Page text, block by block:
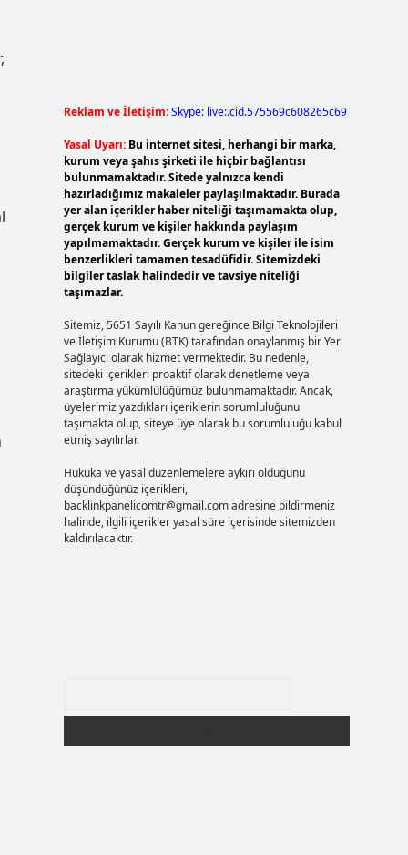
Reklam ve İletişim:Skype: live:.cid.575569c608265c69
Yasal Uyarı: Bu internet sitesi, herhangi bir marka,
kurum veya şahıs şirketi ile hiçbir bağlantısı
bulunmamaktadır. Sitede yalnızca kendi
hazırladığımız makaleler paylaşılmaktadır. Burada
yer alan içerikler haber niteliği taşımamakta olup,
gerçek kurum ve kişiler hakkında paylaşım
yapılmamaktadır. Gerçek kurum ve kişiler ile isim
benzerlikleri tamamen tesadüfidir. Sitemizdeki
bilgiler taslak halindedir ve tavsiye niteliği
taşımazlar.
Sitemiz, 5651 Sayılı Kanun gereğince Bilgi Teknolojileri
ve İletişim Kurumu (BTK) tarafından onaylanmış bir Yer
Sağlayıcı olarak hizmet vermektedir. Bu nedenle,
sitedeki içerikleri proaktif olarak denetleme veya
araştırma yükümlülüğümüz bulunmamaktadır. Ancak,
üyelerimiz yazdıkları içeriklerin sorumluluğunu
taşımakta olup, siteye üye olarak bu sorumluluğu kabul
etmiş sayılırlar.
Hukuka ve yasal düzenlemelere aykırı olduğunu
düşündüğünüz içerikleri,
backlinkpanelicomtr@gmail.comadresine bildirmeniz
halinde, ilgili içerikler yasal süre içerisinde sitemizden
kaldırılacaktır.